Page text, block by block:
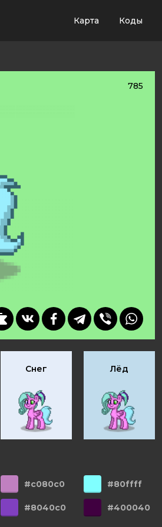
Карта Коды
785
Снег Лёд
#c080c0 #80ffff
#8040c0 #400040